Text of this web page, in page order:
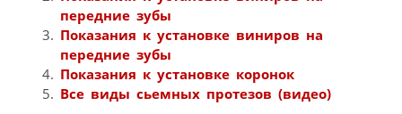
передние зубы
Показания к установке виниров на
передние зубы
Показания к установке коронок
Все виды сьемных протезов (видео)